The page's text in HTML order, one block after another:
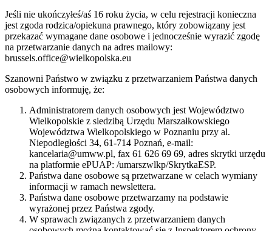
Jeśli nie ukończyłeś/aś 16 roku życia, w celu rejestracji konieczna
jest zgoda rodzica/opiekuna prawnego, który zobowiązany jest
przekazać wymagane dane osobowe i jednocześnie wyrazić zgodę
na przetwarzanie danych na adres mailowy:
brussels.office@wielkopolska.eu
Szanowni Państwo w związku z przetwarzaniem Państwa danych
osobowych informuję, że:
Administratorem danych osobowych jest Województwo
Wielkopolskie z siedzibą Urzędu Marszałkowskiego
Województwa Wielkopolskiego w Poznaniu przy al.
Niepodległości 34, 61-714 Poznań, e-mail:
kancelaria@umww.pl, fax 61 626 69 69, adres skrytki urzędu
na platformie ePUAP: /umarszwlkp/SkrytkaESP.
Państwa dane osobowe są przetwarzane w celach wymiany
informacji w ramach newslettera.
Państwa dane osobowe przetwarzamy na podstawie
wyrażonej przez Państwa zgody.
W sprawach związanych z przetwarzaniem danych